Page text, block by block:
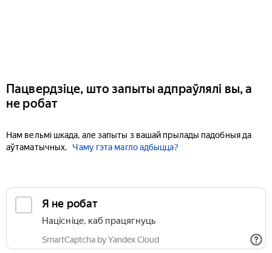
Пацвердзіце, што запыты адпраўлялі вы, а
не робат
Нам вельмі шкада, але запыты з вашай прылады падобныя да
аўтаматычных.
Чаму гэта магло адбыцца?
Я не робат
Націсніце, каб працягнуць
SmartCaptcha by Yandex Cloud